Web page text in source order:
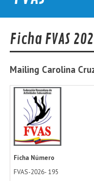
Ficha FVAS
Mailing Carolina
Ficha Número
FVAS-2026- 195